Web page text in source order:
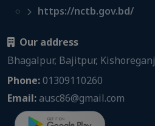
https://nctb.gov.bd/
Our address
Bhagalpur, Bajitpur, Kishoreganj
Phone:01309110260
Email:ausc86@gmail.com